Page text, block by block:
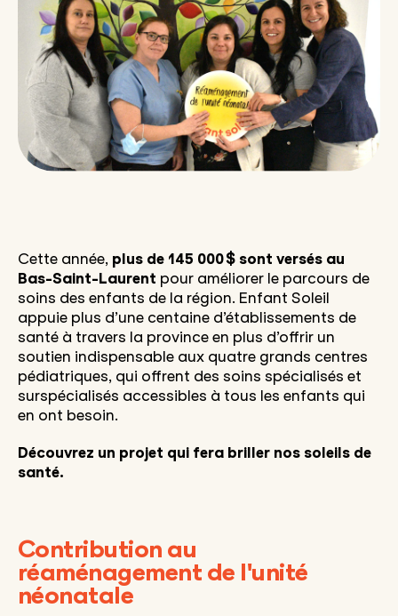
Cette année, plus de 145 000 $ sont versés au
Bas-Saint-Laurent pour améliorer le parcours de
soins des enfants de la région. Enfant Soleil
appuie plus d’une centaine d’établissements de
santé à travers la province en plus d’offrir un
soutien indispensable aux quatre grands centres
pédiatriques, qui offrent des soins spécialisés et
surspécialisés accessibles à tous les enfants qui
en ont besoin.
Découvrez un projet qui fera briller nos soleils de
santé.
Contribution au
réaménagement de l'unité
néonatale